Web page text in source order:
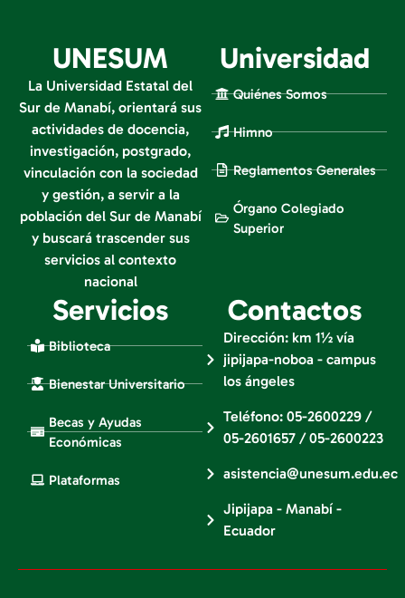
UNESUM
La Universidad Estatal del
Sur de Manabí, orientará sus
actividades de docencia,
investigación, postgrado,
vinculación con la sociedad
y gestión, a servir a la
población del Sur de Manabí
y buscará trascender sus
servicios al contexto
nacional
Universidad
Quiénes Somos
Himno
Reglamentos Generales
Órgano Colegiado
Superior
Servicios
Biblioteca
Bienestar Universitario
Becas y Ayudas
Económicas
Plataformas
Contactos
Dirección: km 1½ vía
jipijapa-noboa - campus
los ángeles
Teléfono: 05-2600229 /
05-2601657 / 05-2600223
asistencia@unesum.edu.ec
Jipijapa - Manabí -
Ecuador